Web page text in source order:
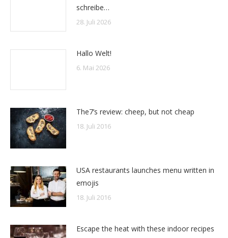
schreibe…
28. Juli 2026
Hallo Welt!
6. Mai 2026
The7’s review: cheep, but not cheap
18. Juli 2016
USA restaurants launches menu written in
emojis
18. Juli 2016
Escape the heat with these indoor recipes